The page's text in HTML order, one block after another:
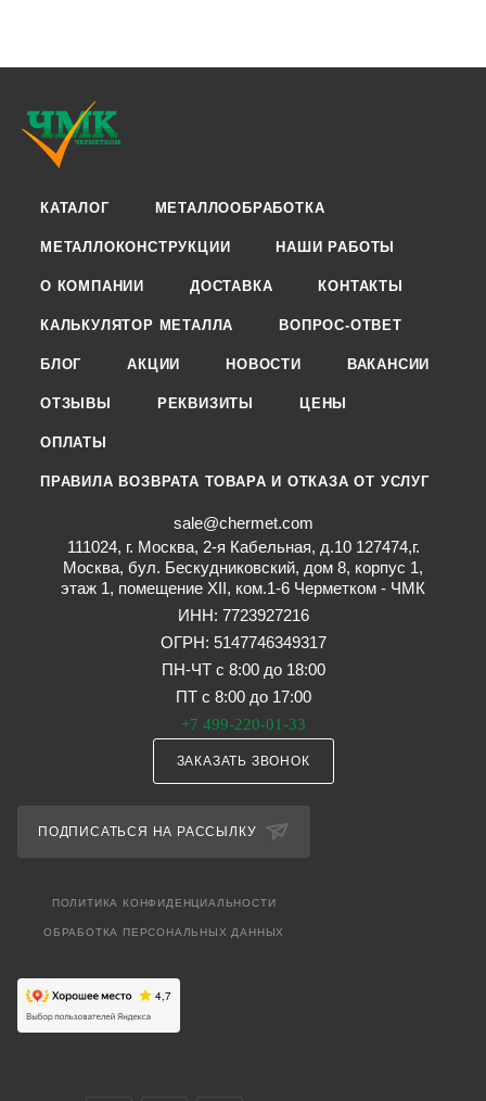
КАТАЛОГ МЕТАЛЛООБРАБОТКА
МЕТАЛЛОКОНСТРУКЦИИ НАШИ РАБОТЫ
О КОМПАНИИ ДОСТАВКА КОНТАКТЫ
КАЛЬКУЛЯТОР МЕТАЛЛА ВОПРОС-ОТВЕТ
БЛОГ АКЦИИ НОВОСТИ ВАКАНСИИ
ОТЗЫВЫ РЕКВИЗИТЫ ЦЕНЫ
ОПЛАТЫ
ПРАВИЛА ВОЗВРАТА ТОВАРА И ОТКАЗА ОТ УСЛУГ
sale@chermet.com
111024, г. Москва, 2-я Кабельная, д.10 127474,г.
Москва, бул. Бескудниковский, дом 8, корпус 1,
этаж 1, помещение XII, ком.1-6 Черметком - ЧМК
ИНН: 7723927216
ОГРН: 5147746349317
ПН-ЧТ с 8:00 до 18:00
ПТ с 8:00 до 17:00
+7 499-220-01-33
ЗАКАЗАТЬ ЗВОНОК
ПОДПИСАТЬСЯ НА РАССЫЛКУ
ПОЛИТИКА КОНФИДЕНЦИАЛЬНОСТИ
ОБРАБОТКА ПЕРСОНАЛЬНЫХ ДАННЫХ